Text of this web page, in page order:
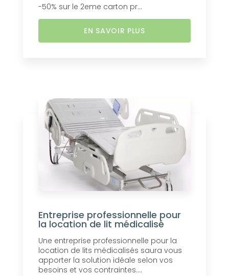
-50% sur le 2eme carton pr...
EN SAVOIR PLUS
Entreprise professionnelle pour
la location de lit médicalisé
Une entreprise professionnelle pour la
location de lits médicalisés saura vous
apporter la solution idéale selon vos
besoins et vos contraintes....